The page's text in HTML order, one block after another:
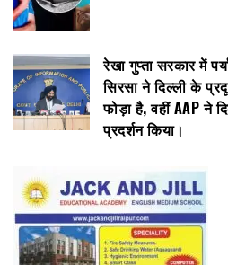
रेखा गुप्ता सरकार में
सिरसा ने दिल्ली के
फोड़ा है, वहीं AAP ने
प्रदर्शन किया।